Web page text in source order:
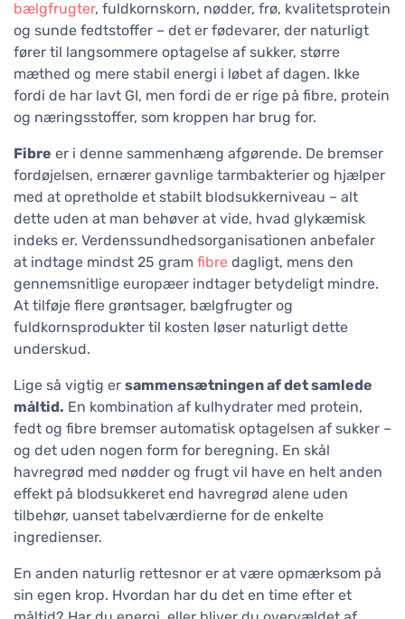
bælgfrugter, fuldkornskorn, nødder, frø, kvalitetsprotein
og sunde fedtstoffer – det er fødevarer, der naturligt
fører til langsommere optagelse af sukker, større
mæthed og mere stabil energi i løbet af dagen. Ikke
fordi de har lavt GI, men fordi de er rige på fibre, protein
og næringsstoffer, som kroppen har brug for.
Fibre er i denne sammenhæng afgørende. De bremser
fordøjelsen, ernærer gavnlige tarmbakterier og hjælper
med at opretholde et stabilt blodsukkerniveau – alt
dette uden at man behøver at vide, hvad glykæmisk
indeks er. Verdenssundhedsorganisationen anbefaler
at indtage mindst 25 gram fibre dagligt, mens den
gennemsnitlige europæer indtager betydeligt mindre.
At tilføje flere grøntsager, bælgfrugter og
fuldkornsprodukter til kosten løser naturligt dette
underskud.
Lige så vigtig er sammensætningen af det samlede
måltid. En kombination af kulhydrater med protein,
fedt og fibre bremser automatisk optagelsen af sukker –
og det uden nogen form for beregning. En skål
havregrød med nødder og frugt vil have en helt anden
effekt på blodsukkeret end havregrød alene uden
tilbehør, uanset tabelværdierne for de enkelte
ingredienser.
En anden naturlig rettesnor er at være opmærksom på
sin egen krop. Hvordan har du det en time efter et